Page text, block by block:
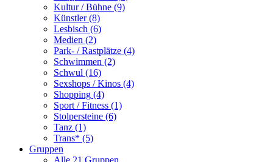
Kultur / Bühne (9)
Künstler (8)
Lesbisch (6)
Medien (2)
Park- / Rastplätze (4)
Schwimmen (2)
Schwul (16)
Sexshops / Kinos (4)
Shopping (4)
Sport / Fitness (1)
Stolpersteine (6)
Tanz (1)
Trans* (5)
Gruppen
Alle 21 Gruppen